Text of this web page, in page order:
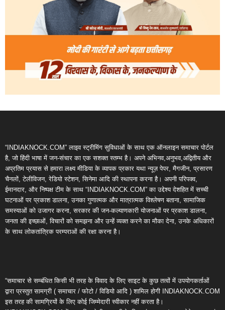
“INDIAKNOCK.COM” लाइव स्ट्रीमिंग सुविधाओं के साथ एक ऑनलाइन समाचार पोर्टल
है, जो हिंदी भाषा में जन-संचार का एक सशक्त स्तम्भ है। अपने अभिनव,अनुभव,अद्वितीय और
अप्रतिम प्रयास से हमारा लक्ष्य मीडिया के व्यापक प्रकार यथा न्यूज़ पेपर, मैगजीन, प्रसारण
चैनलों, टेलीविजन, रेडियो स्टेशन, सिनेमा आदि की स्थापना करना है। अपनी परिपक्व,
ईमानदार, और निष्पक्ष टीम के साथ “INDIAKNOCK.COM” का उद्देश्य देशहित में सच्ची
घटनाओं पर प्रकाश डालना, उनका गुणात्मक और मात्रात्मक विश्लेषण बताना, सामाजिक
समस्याओं को उजागर करना, सरकार की जन-कल्याणकारी योजनाओं पर प्रकाश डालना,
जनता की इच्छाओं, विचारों को समझना और उन्हें व्यक्त करने का मौका देना, उनके अधिकारों
के साथ लोकतांत्रिक परम्पराओं की रक्षा करना है।
“समाचार से सम्बंधित किसी भी तरह के विवाद के लिए साइट के कुछ तत्वों में उपयोगकर्ताओं
द्वारा प्रस्तुत सामग्री ( समाचार / फोटो / विडियो आदि ) शामिल होगी INDIAKNOCK.COM
इस तरह की सामग्रियों के लिए कोई जिम्मेदारी स्वीकार नहीं करता है।